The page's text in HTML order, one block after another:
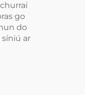
go
do
ar